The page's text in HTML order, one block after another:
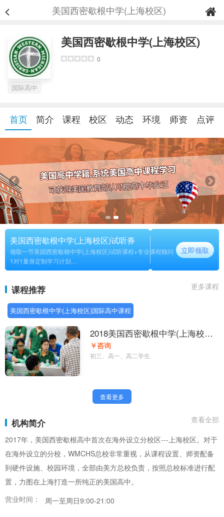
美国西密歇根中学(上海校区)
美国西密歇根中学(上海校区)
0
国际高中
首页 简介 课程 校区 动态 环境 师资 点评
美国西密歇根中学(上海校区)试听券
领取一节美国西密歇根中学(上海校区)试听课程+专业课程顾问
1对1量身定制学习计划
长期
立即领取
课程推荐 更多课程
美国西密歇根中学(上海校区)国际高中课程
2018美国西密歇根中学(上海校区)
国际高中
￥咨询
初三、高一、高二学生
查看更多
机构简介
查看全部
2017年，美国西密歇根高中首次在海外设立分校区---上海校区。对于
在海外设立的分校，WMCHS总校非常重视，从课程设置、师资配备
到硬件设施、校园环境，全部由美方总校负责，按照总校标准进行配
置，力图在上海打造一所纯正的美国高中。
营业时间：
周一至周日9:00-21:00